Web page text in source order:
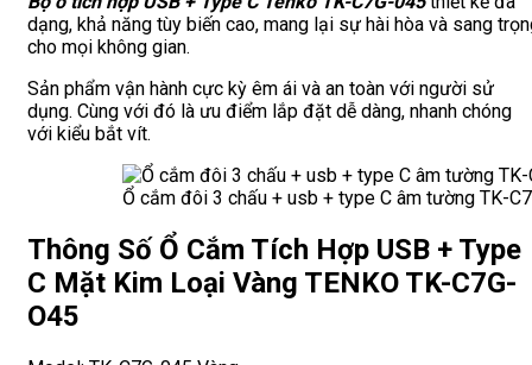
dạng, khả năng tùy biến cao, mang lại sự hài hòa và sang
cho mọi không gian.
Sản phẩm vận hành cực kỳ êm ái và an toàn với người sử
dụng. Cùng với đó là ưu điểm lắp đặt dễ dàng, nhanh chóng
với kiểu bắt vít.
Ổ cắm đôi 3 chấu + usb + type C âm tường TK-
Thông Số Ổ Cắm Tích Hợp USB + Type
C Mặt Kim Loại Vàng TENKO TK-C7G-
O45